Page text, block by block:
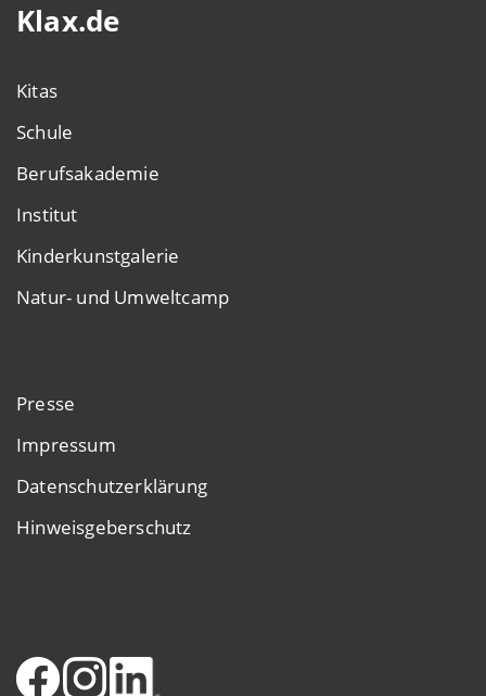
Klax.de
Kitas
Schule
Berufsakademie
Institut
Kinderkunstgalerie
Natur- und Umweltcamp
Presse
Impressum
Datenschutzerklärung
Hinweisgeberschutz